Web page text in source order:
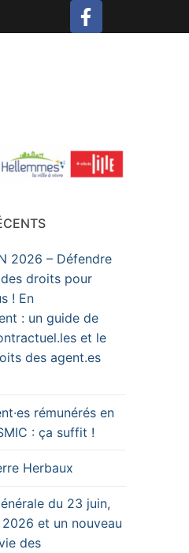
2026 – Défendre
droits pour
! En
: un guide de
et le
des agent.es
rémunérés en
: ça suffit !
Herbaux
du 23 juin,
et un nouveau
des